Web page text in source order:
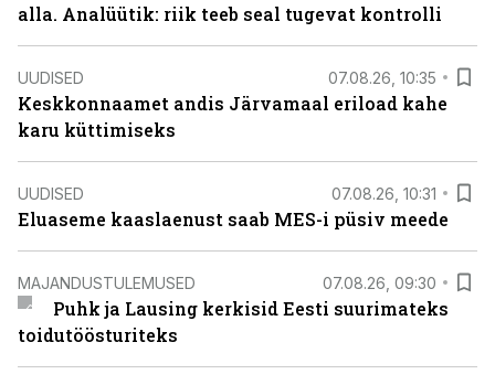
alla. Analüütik: riik teeb seal tugevat kontrolli
UUDISED 07.08.26, 10:35
Keskkonnaamet andis Järvamaal eriload kahe
karu küttimiseks
UUDISED 07.08.26, 10:31
Eluaseme kaaslaenust saab MES-i püsiv meede
MAJANDUSTULEMUSED 07.08.26, 09:30
Puhk ja Lausing kerkisid Eesti suurimateks
toidutöösturiteks